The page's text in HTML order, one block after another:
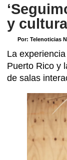
y
Por: Telenoticias
La experiencia
Puerto Rico y
de salas